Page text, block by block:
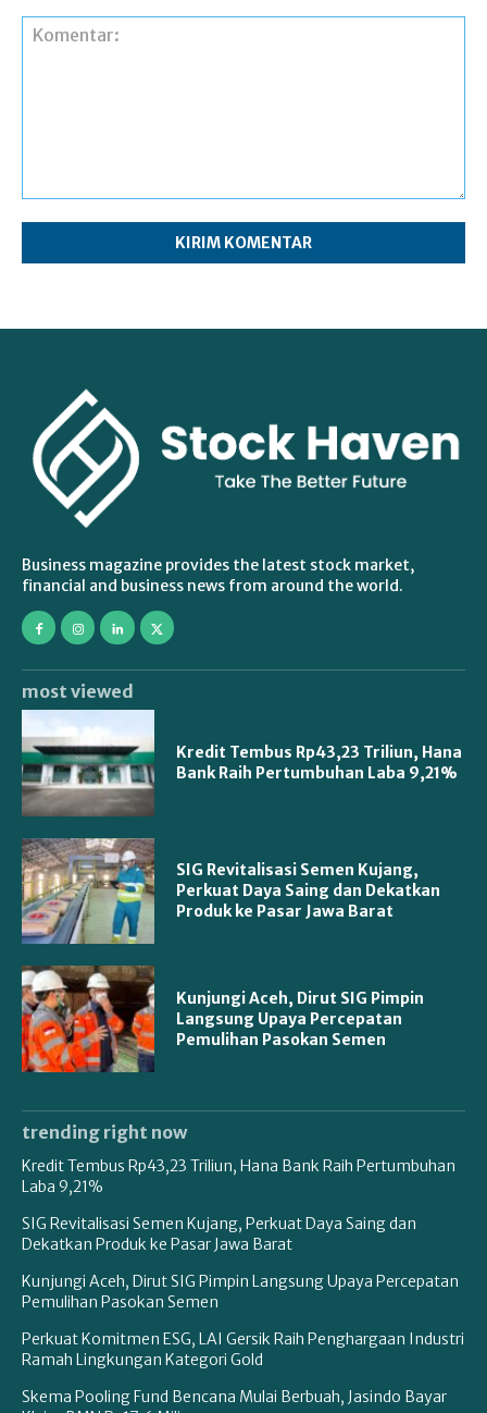
Business magazine provides the latest stock market,
financial and business news from around the world.
most viewed
Kredit Tembus Rp43,23 Triliun, Hana
Bank Raih Pertumbuhan Laba 9,21%
SIG Revitalisasi Semen Kujang,
Perkuat Daya Saing dan Dekatkan
Produk ke Pasar Jawa Barat
Kunjungi Aceh, Dirut SIG Pimpin
Langsung Upaya Percepatan
Pemulihan Pasokan Semen
trending right now
Kredit Tembus Rp43,23 Triliun, Hana Bank Raih Pertumbuhan
Laba 9,21%
SIG Revitalisasi Semen Kujang, Perkuat Daya Saing dan
Dekatkan Produk ke Pasar Jawa Barat
Kunjungi Aceh, Dirut SIG Pimpin Langsung Upaya Percepatan
Pemulihan Pasokan Semen
Perkuat Komitmen ESG, LAI Gersik Raih Penghargaan Industri
Ramah Lingkungan Kategori Gold
Skema Pooling Fund Bencana Mulai Berbuah, Jasindo Bayar